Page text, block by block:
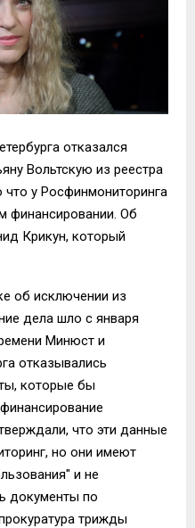
отказался
Вольтскую из реестра
что у Росфинмониторинга
финансировании. Об
Крикун, который
об исключении из
дела шло с января
Минюст и
отказывались
которые бы
что эти данные
но они имеют
и не
документы по
трижды